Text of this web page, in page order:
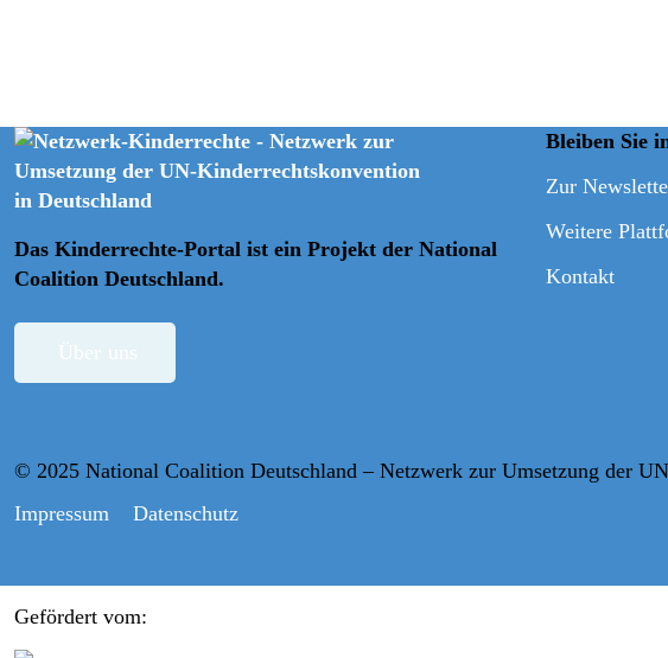
Das Kinderrechte-Portal ist ein Projekt der National
Coalition Deutschland.
Bleiben Sie
Zur
Weitere
Kontakt
© 2025 National Coalition Deutschland – Netzwerk zur Umsetzung der
Impressum
Datenschutz
Gefördert vom: